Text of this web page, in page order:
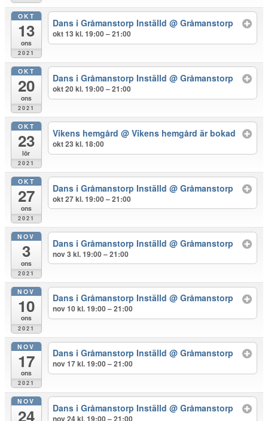
OKT
13
ons
2021
Dans i Gråmanstorp Inställd@ Gråmanstorp
okt 13 kl. 19:00 – 21:00
OKT
20
ons
2021
Dans i Gråmanstorp Inställd@ Gråmanstorp
okt 20 kl. 19:00 – 21:00
OKT
23
lör
2021
Vikens hemgård@ Vikens hemgård är bokad
okt 23 kl. 18:00
OKT
27
ons
2021
Dans i Gråmanstorp Inställd@ Gråmanstorp
okt 27 kl. 19:00 – 21:00
NOV
3
ons
2021
Dans i Gråmanstorp Inställd@ Gråmanstorp
nov 3 kl. 19:00 – 21:00
NOV
10
ons
2021
Dans i Gråmanstorp Inställd@ Gråmanstorp
nov 10 kl. 19:00 – 21:00
NOV
17
ons
2021
Dans i Gråmanstorp Inställd@ Gråmanstorp
nov 17 kl. 19:00 – 21:00
NOV
24 Dans i Gråmanstorp Inställd@ Gråmanstorp
nov 24 kl. 19:00 – 21:00